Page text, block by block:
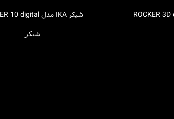
اطلاعات بیشتر
شیکر IKA مدل ROLLER 10 digital
شیکر